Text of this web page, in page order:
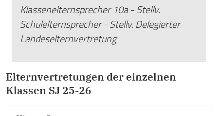
Klassenelternsprecher 10a - Stellv.
Schulelternsprecher - Stellv. Delegierter
Landeselternvertretung
Elternvertretungen der einzelnen
Klassen SJ 25-26